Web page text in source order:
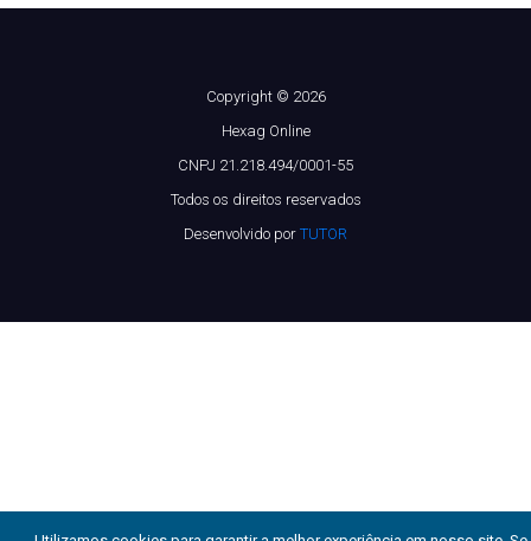
Copyright © 2026
Hexag Online
CNPJ 21.218.494/0001-55
Todos os direitos reservados
Desenvolvido por TUTOR